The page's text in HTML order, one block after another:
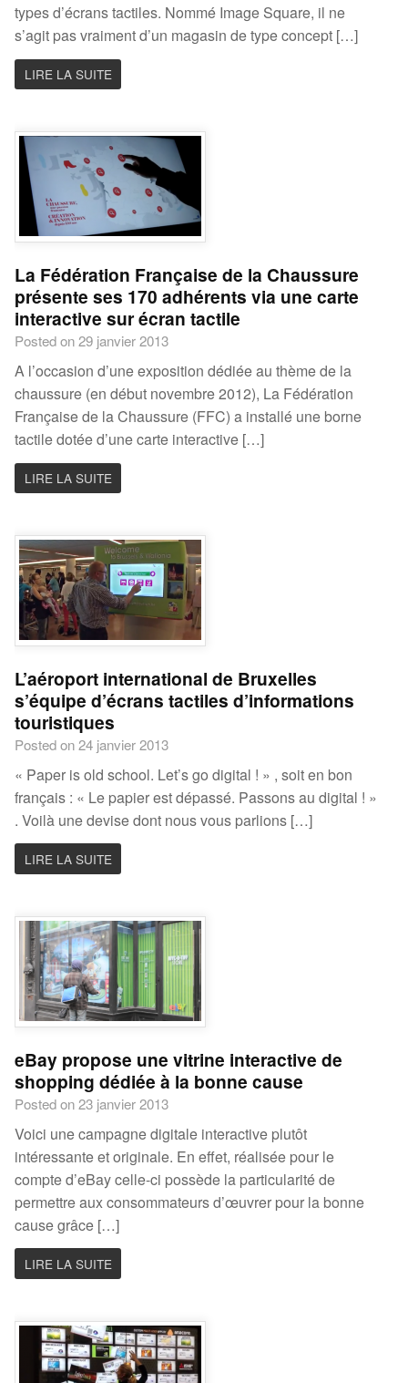
types d’écrans tactiles. Nommé Image Square, il ne
s’agit pas vraiment d’un magasin de type concept […]
LIRE LA SUITE
La Fédération Française de la Chaussure
présente ses 170 adhérents via une carte
interactive sur écran tactile
Posted on 29 janvier 2013
A l’occasion d’une exposition dédiée au thème de la
chaussure (en début novembre 2012), La Fédération
Française de la Chaussure (FFC) a installé une borne
tactile dotée d’une carte interactive […]
LIRE LA SUITE
L’aéroport international de Bruxelles
s’équipe d’écrans tactiles d’informations
touristiques
Posted on 24 janvier 2013
« Paper is old school. Let’s go digital ! » , soit en bon
français : « Le papier est dépassé. Passons au digital ! »
. Voilà une devise dont nous vous parlions […]
LIRE LA SUITE
eBay propose une vitrine interactive de
shopping dédiée à la bonne cause
Posted on 23 janvier 2013
Voici une campagne digitale interactive plutôt
intéressante et originale. En effet, réalisée pour le
compte d’eBay celle-ci possède la particularité de
permettre aux consommateurs d’œuvrer pour la bonne
cause grâce […]
LIRE LA SUITE